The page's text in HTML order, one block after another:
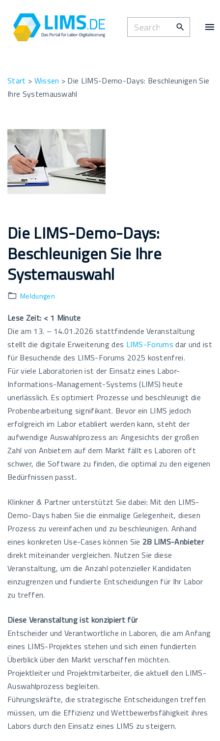
e
c
Start > Wissen > Die LIMS-Demo-Days: Beschleunigen Sie
Ihre Systemauswahl
Die LIMS-Demo-Days:
Beschleunigen Sie Ihre
Systemauswahl
Meldungen
Lese Zeit: < 1 Minute
Die am 13. – 14.01.2026 stattfindende Veranstaltung
stellt die digitale Erweiterung des LIMS-Forums dar und ist
für Besuchende des LIMS-Forums 2025 kostenfrei.
Für viele Laboratorien ist der Einsatz eines Labor-
Informations-Management-Systems (LIMS) heute
unerlässlich. Es optimiert Prozesse und beschleunigt die
Probenbearbeitung signifikant. Bevor ein LIMS jedoch
erfolgreich im Labor etabliert werden kann, steht der
aufwendige Auswahlprozess an: Angesichts der großen
Zahl von Anbietern auf dem Markt fällt es Laboren oft
schwer, die Software zu finden, die optimal zu den eigenen
Bedürfnissen passt.
Klinkner & Partner unterstützt Sie dabei: Mit den LIMS-
Demo-Days haben Sie die einmalige Gelegenheit, diesen
Prozess zu vereinfachen und zu beschleunigen. Anhand
eines konkreten Use-Cases können Sie 28 LIMS-Anbieter
direkt miteinander vergleichen. Nutzen Sie diese
Veranstaltung, um die Anzahl potenzieller Kandidaten
einzugrenzen und fundierte Entscheidungen für Ihr Labor
zu treffen.
Diese Veranstaltung ist konzipiert für
Entscheider und Verantwortliche in Laboren, die am Anfang
eines LIMS-Projektes stehen und sich einen fundierten
Überblick über den Markt verschaffen möchten.
Projektleiter und Projektmitarbeiter, die aktuell den LIMS-
Auswahlprozess begleiten.
Führungskräfte, die strategische Entscheidungen treffen
müssen, um die Effizienz und Wettbewerbsfähigkeit ihres
Labors durch den Einsatz eines LIMS zu steigern.